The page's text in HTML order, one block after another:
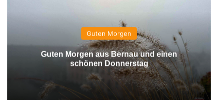
Guten Morgen
Guten Morgen aus Bernau und einen
schönen Donnerstag